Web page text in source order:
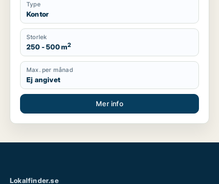
Type
Kontor
Storlek
250 - 500 m2
Max. per månad
Ej angivet
Mer info
Lokalfinder.se